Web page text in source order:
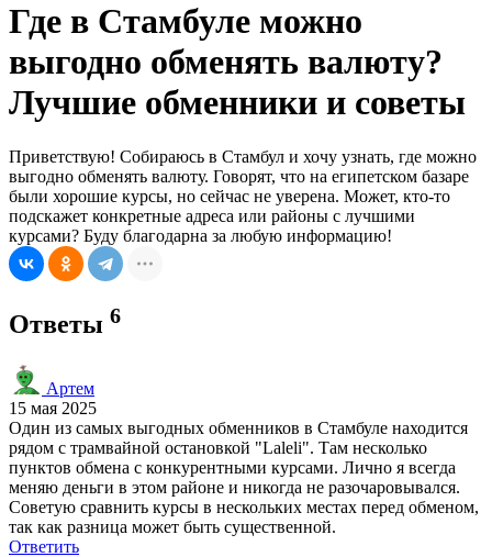
Где в Стамбуле можно
выгодно обменять валюту?
Лучшие обменники и советы
Приветствую! Собираюсь в Стамбул и хочу узнать, где можно
выгодно обменять валюту. Говорят, что на египетском базаре
были хорошие курсы, но сейчас не уверена. Может, кто-то
подскажет конкретные адреса или районы с лучшими
курсами? Буду благодарна за любую информацию!
Ответы 6
Артем
15 мая 2025
Один из самых выгодных обменников в Стамбуле находится
рядом с трамвайной остановкой "Laleli". Там несколько
пунктов обмена с конкурентными курсами. Лично я всегда
меняю деньги в этом районе и никогда не разочаровывался.
Советую сравнить курсы в нескольких местах перед обменом,
так как разница может быть существенной.
Ответить